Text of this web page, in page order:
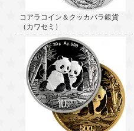
コアラコイン＆クッカバラ銀貨
（カワセミ）